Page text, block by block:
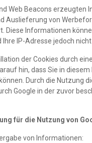
Web Beacons
Auslieferung von
Diese Informationen
Ihre IP-Adresse jedoch
der Cookies durch
hin, dass Sie in
Durch die Nutzung
Google in der zuvor
für die Nutzung von
von Informationen: